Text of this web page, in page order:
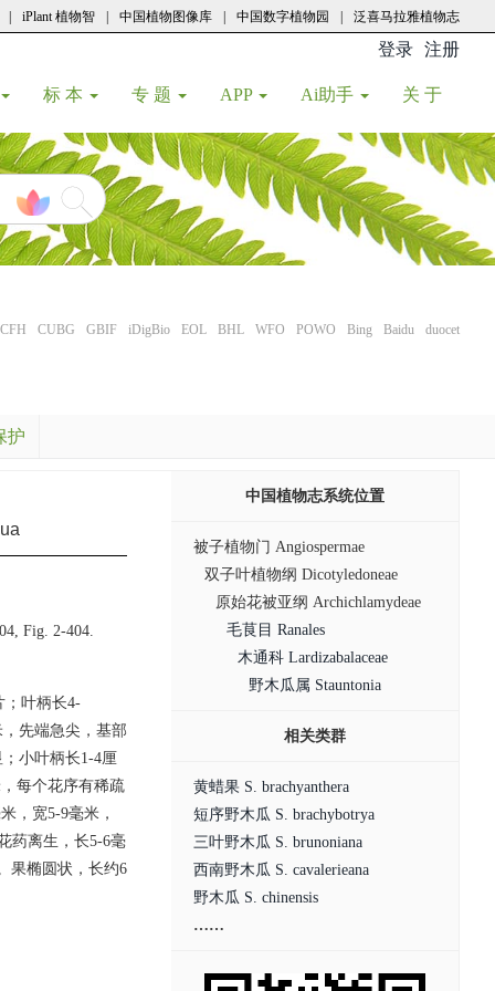
iPlant 植物智 中国植物图像库 中国数字植物园 泛喜马拉雅植物志
登录 注册
标 本 专 题 APP Ai助手 关 于
CFH CUBG GBIF iDigBio EOL BHL WFO POWO Bing Baidu duocet
护
Fig. 2-404.
；叶柄长4-
先端急尖，基部
小叶柄长1-4厘
每个花序有稀疏
，宽5-9毫米，
药离生，长5-6毫
果椭圆状，长约6
中国植物志系统位置
被子植物门 Angiospermae
双子叶植物纲 Dicotyledoneae
原始花被亚纲 Archichlamydeae
毛茛目 Ranales
木通科 Lardizabalaceae
野木瓜属 Stauntonia
相关类群
黄蜡果 S. brachyanthera
短序野木瓜 S. brachybotrya
三叶野木瓜 S. brunoniana
西南野木瓜 S. cavalerieana
野木瓜 S. chinensis
……